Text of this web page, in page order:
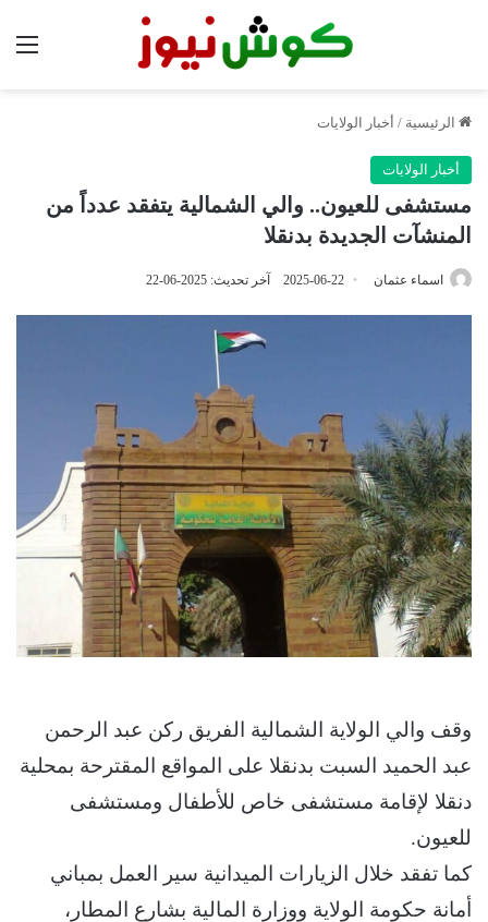
الرئيسية / أخبار الولايات
أخبار الولايات
مستشفى للعيون.. والي الشمالية يتفقد عدداً من
المنشآت الجديدة بدنقلا
اسماء عثمان 2025-06-22 آخر تحديث: 2025-06-22
وقف والي الولاية الشمالية الفريق ركن عبد الرحمن
عبد الحميد السبت بدنقلا على المواقع المقترحة بمحلية
دنقلا لإقامة مستشفى خاص للأطفال ومستشفى
للعيون.
كما تفقد خلال الزيارات الميدانية سير العمل بمباني
أمانة حكومة الولاية ووزارة المالية بشارع المطار،